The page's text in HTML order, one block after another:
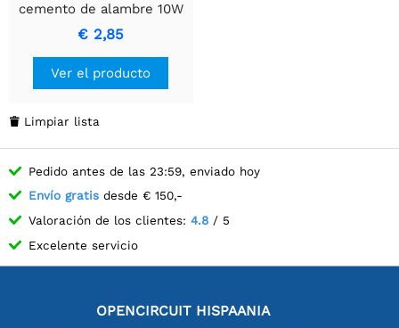
cemento de alambre 10W
22E WEERSTAND
€ 2,85
Ver el producto
 Limpiar lista
Pedido antes de las 23:59, enviado hoy
Envío gratis desde € 150,-
Valoración de los clientes: 4.8 / 5
Excelente servicio
OPENCIRCUIT HISPAANIA